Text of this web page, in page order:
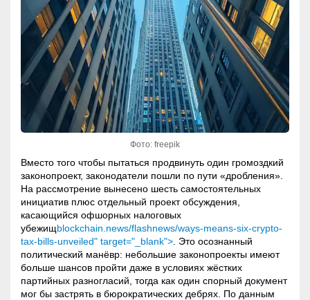
Фото: freepik
Вместо того чтобы пытаться продвинуть один громоздкий
законопроект, законодатели пошли по пути «дробления».
На рассмотрение вынесено шесть самостоятельных
инициатив плюс отдельный проект обсуждения,
касающийся офшорных налоговых
убежищblockchain.news/flashnews/ways-means-six-crypto-
tax-bills-unveiled" target="_blank"> . Это осознанный
политический манёвр: небольшие законопроекты имеют
больше шансов пройти даже в условиях жёстких
партийных разногласий, тогда как один спорный документ
мог бы застрять в бюрократических дебрях. По данным